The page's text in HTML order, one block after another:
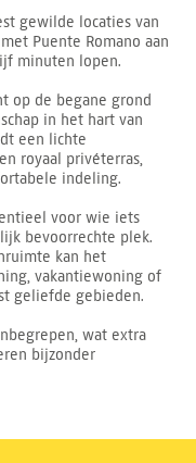
gewilde locaties van
Puente Romano aan
minuten lopen.
op de begane grond
in het hart van
een lichte
royaal privéterras,
indeling.
voor wie iets
bevoorrechte plek.
kan het
vakantiewoning of
geliefde gebieden.
wat extra
bijzonder